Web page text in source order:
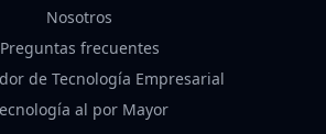
Nosotros
Preguntas frecuentes
de Tecnología Empresarial
al por Mayor